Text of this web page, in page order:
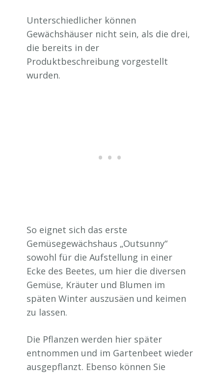
Unterschiedlicher können
Gewächshäuser nicht sein, als die drei,
die bereits in der
Produktbeschreibung vorgestellt
wurden.
So eignet sich das erste
Gemüsegewächshaus „Outsunny“
sowohl für die Aufstellung in einer
Ecke des Beetes, um hier die diversen
Gemüse, Kräuter und Blumen im
späten Winter auszusäen und keimen
zu lassen.
Die Pflanzen werden hier später
entnommen und im Gartenbeet wieder
ausgepflanzt. Ebenso können Sie